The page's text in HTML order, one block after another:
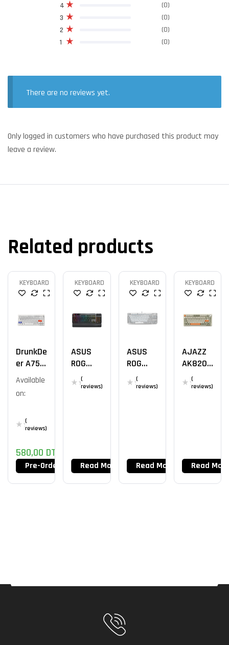
1 (0)
2 (0)
3 (0)
4 (0)
There are no reviews yet.
Only logged in customers who have purchased this product may
leave a review.
Related products
KEYBOARD
DrunkDe
Er A75
MS
Available
on:
(
reviews)
580,00 DT
Pre-Order Now
KEYBOARD
ASUS
ROG
Claymor
E II
(
reviews)
Read More
KEYBOARD
ASUS
ROG
Strix
Scope
(
reviews)
Read More
KEYBOARD
AJAZZ
AK820
MAX(
reviews)
Read